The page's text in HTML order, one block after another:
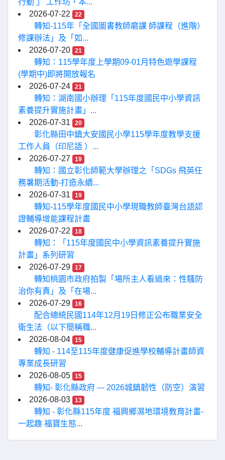
行動 」 工作坊，本...
2026-07-22
22
轉知-115年「全國圖書教師磨課 師課程（進階）
修課辦法」及「如...
2026-07-20
21
轉知：115學年度上學期09-01月特色遊學課程
(學期中)即將開放報名
2026-07-24
21
轉知：湖南國小辦理「115年度國民中小學資訊
素養提升實施計畫」...
2026-07-31
20
彰化縣田中鎮大安國民小學115學年度教學支援
工作人員（印尼語 ）...
2026-07-27
19
轉知：國立彰化師範大學辦理之「SDGs 飛英任
務暑期活動-打造永續...
2026-07-31
19
轉知-115學年度國民中小學現職教師臺灣台語認
證輔導增能課程計畫
2026-07-22
18
轉知：「115年度國民中小學資訊素養提升實施
計畫」系列研習
2026-07-29
17
轉知桃園市政府拍製「場所主人看過來：性騷防
治你有責」及「在場...
2026-07-29
16
配合總統民國114年12月19日修正公布職業安全
衛生法（以下簡稱職...
2026-08-04
15
轉知 - 114至115年度健康促進學校輔導計畫師資
專業成長研習
2026-08-05
15
轉知- 彰化縣政府 --- 2026城鎮韌性（防空）演習
2026-08-03
13
轉知 - 彰化縣115年度 福興鄉濕地環境教育計畫-
一起趣 福寶生態...